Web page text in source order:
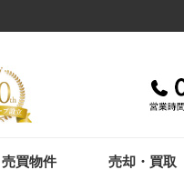
売買物件 売却・買取